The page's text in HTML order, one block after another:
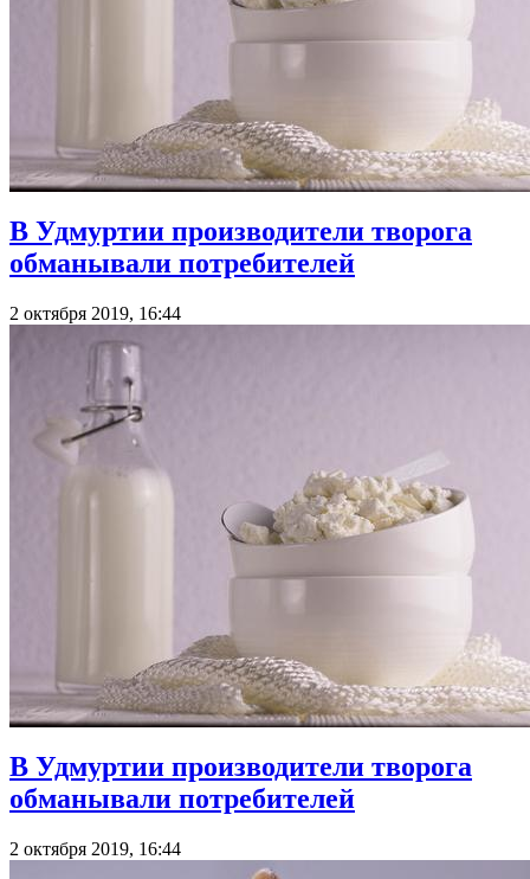
В Удмуртии производители творога
обманывали потребителей
2 октября 2019, 16:44
В Удмуртии производители творога
обманывали потребителей
2 октября 2019, 16:44